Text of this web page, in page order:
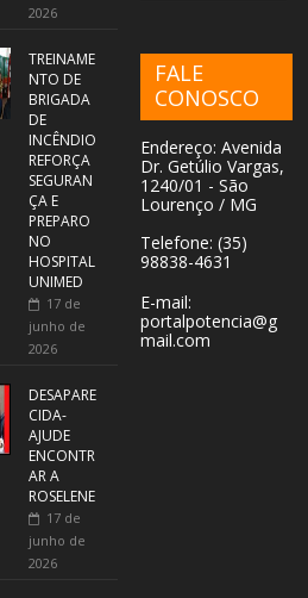
2026
TREINAME
NTO DE
BRIGADA
DE
INCÊNDIO
REFORÇA
SEGURAN
ÇA E
PREPARO
NO
HOSPITAL
UNIMED
17 de
junho de
2026
DESAPARE
CIDA-
AJUDE
ENCONTR
AR A
ROSELENE
17 de
junho de
2026
FALE
CONOSCO
Endereço: Avenida
Dr. Getúlio Vargas,
1240/01 - São
Lourenço / MG
Telefone: (35)
98838-4631
E-mail:
portalpotencia@g
mail.com